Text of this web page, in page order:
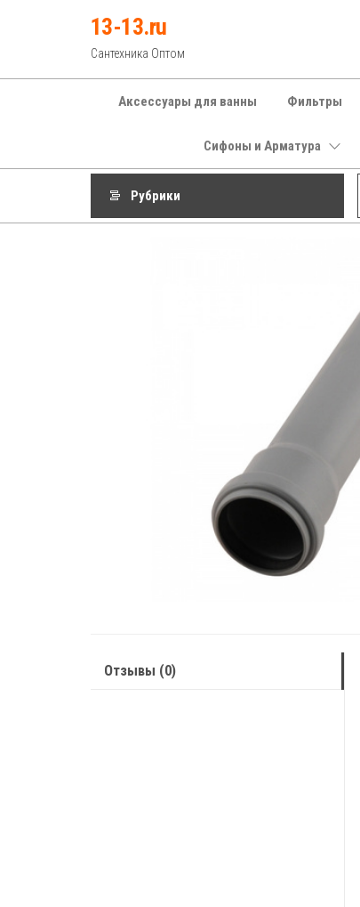
13-13.ru
Сантехника Оптом
Аксессуары для ванны Фильтры
Сифоны и Арматура
Рубрики
Отзывы (0)